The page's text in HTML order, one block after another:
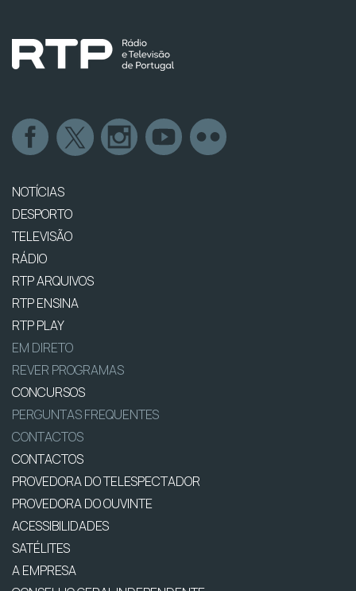
NOTÍCIAS
DESPORTO
TELEVISÃO
RÁDIO
RTP ARQUIVOS
RTP ENSINA
RTP PLAY
EM DIRETO
REVER PROGRAMAS
CONCURSOS
PERGUNTAS FREQUENTES
CONTACTOS
CONTACTOS
PROVEDORA DO TELESPECTADOR
PROVEDORA DO OUVINTE
ACESSIBILIDADES
SATÉLITES
A EMPRESA